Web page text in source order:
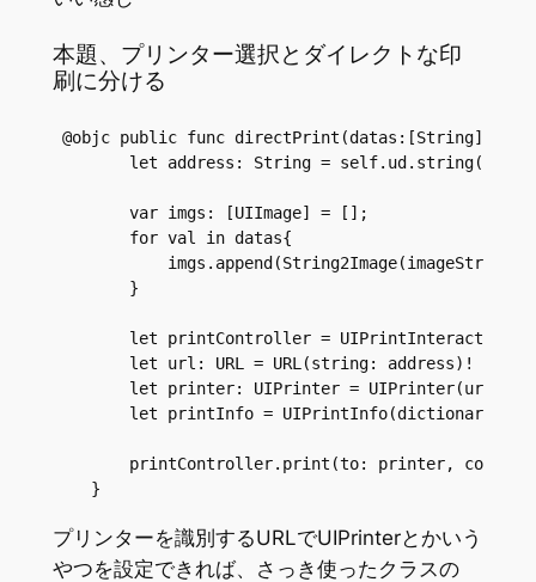
本題、プリンター選択とダイレクトな印
刷に分ける
@objc public func directPrint(datas:[String]){
let address: String =
        var imgs: [UIImage] = [];
        for val in datas{
imgs.append(String2Image(imageString:
        }
let printController =
        let url: URL = URL(string: address)!
let printer: UIPrinter = UIPrinter(url:
let printInfo =
printController.print(to: printer,
    }
プリンターを識別するURLでUIPrinterとかいう
やつを設定できれば、さっき使ったクラスの